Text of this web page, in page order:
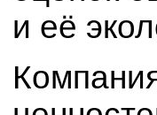
и её